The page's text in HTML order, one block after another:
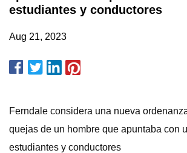
estudiantes y conductores
Aug 21, 2023
Ferndale considera una nueva
quejas de un hombre que apuntaba con
estudiantes y conductores